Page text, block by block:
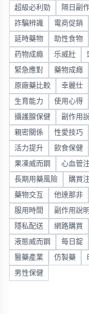
超級必利勁 隔日副
詐騙辨識 電商促銷
延時藥物 助性食物
药物成瘾 乐威壯
緊急應對 藥物成癮
原廠藥比較 幸麗仕
生育能力 使用心得
攝護腺保健 副作用
親密關係 性愛技巧
活力提升 飲食保健
果凍威而鋼 心血管
長期用藥風險 購買
藥物交互 他達那非
服用時間 副作用說明
隱私配送 網路購買
液態威而鋼 每日錠
醫藥產業 仿製藥
男性保健